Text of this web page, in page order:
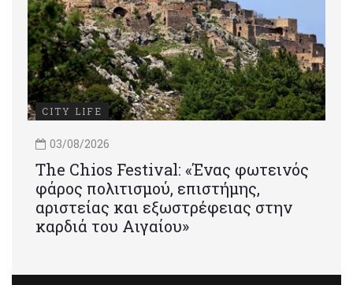
CITY LIFE
03/08/2026
Τhe Chios Festival: «Ένας φωτεινός
φάρος πολιτισμού, επιστήμης,
αριστείας και εξωστρέφειας στην
καρδιά του Αιγαίου»